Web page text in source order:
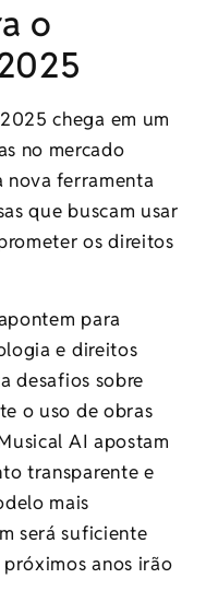
o
chega em um
no mercado
nova ferramenta
que buscam usar
os direitos
para
e direitos
desafios sobre
o uso de obras
AI apostam
transparente e
mais
será suficiente
anos irão